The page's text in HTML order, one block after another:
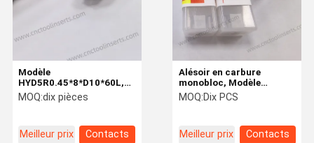
Modèle
HYD5R0.45*8*D10*60L,
Fraise en bout carbure
monobloc à 4 dents et
revêtement PVD.
MOQ:dix pièces
Meilleur prix Contacts
Alésoir en carbure
monobloc, Modèle
HYIM*16*30 (PIOORO50.
20. 4-16), Revêtement
MOQ:Dix PCS
Meilleur prix Contacts